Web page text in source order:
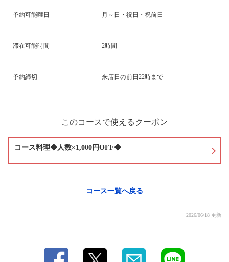
・こだわり酒場のレモンサワー、こだわり酒場のタコハイ、トマトサワ
ー、しょっぱい梅サワー、ジャスミン焼酎茉莉花(水割り・ロック)、JS(茉莉
・梅酒
・紀州産南高梅酒(ロック・水割・ソーダ割)
・自家製紅茶焼酎
・ジントニック、モスコミュール、モヒート、テキーラサンライズ、カシ
スソーダ、カシスオレンジ、カシスグレープ、ピーチフィズ、ファジーネー
ブル、クーニャン、ライチオレンジ、ライチグレープ、カルーアミルク、イ
チゴミルク、バナナミルク
・山形産ラ・フランス酒、熊本産いちご酒、熊本産マンゴー酒、熊本産ベ
ン、サントリーウーロン茶、伊右衛門緑茶、コーン茶、オレンジジュース、
・【芋焼酎】黒霧島、赤猿、黄猿、一刻者、からり芋、大隅 【麦焼酎】
予約可能曜日 月～日・祝日・祝前日
滞在可能時間 2時間
予約締切 来店日の前日22時まで
このコースで使えるクーポン
コース料理◆人数×1,000円OFF◆
コース一覧へ戻る
2026/06/18 更新